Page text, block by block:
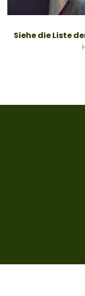
Siehe die Liste